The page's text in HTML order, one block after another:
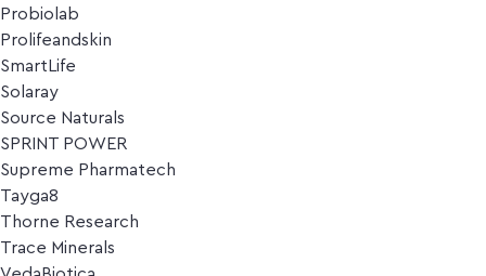
Probiolab
Prolifeandskin
SmartLife
Solaray
Source Naturals
SPRINT POWER
Supreme Pharmatech
Tayga8
Thorne Research
Trace Minerals